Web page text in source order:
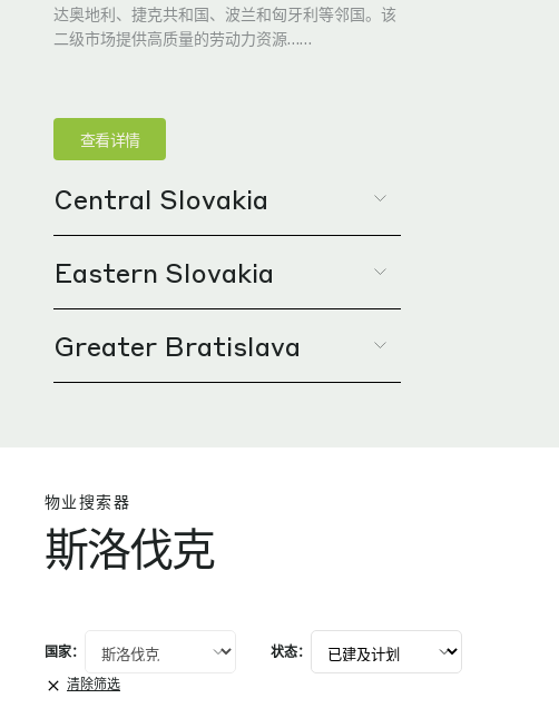
达奥地利、捷克共和国、波兰和匈牙利等邻国。该
二级市场提供高质量的劳动力资源……
查看详情
Central Slovakia
斯洛伐克中部位于核心地带，是全国的战略枢纽。
（Žilina），大众工厂位于马丁（Martin），另
Eastern Slovakia
斯洛伐克东部正迅速崛起为重要的工业投资中心。
查看详情
Greater Bratislava
物业搜索器
斯洛伐克
国家： 状态：
清除筛选